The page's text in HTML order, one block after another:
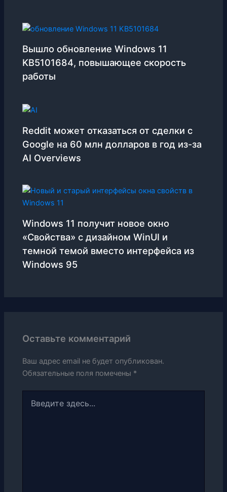
Вышло обновление Windows 11
KB5101684, повышающее скорость
работы
Reddit может отказаться от сделки с
Google на 60 млн долларов в год из-за
AI Overviews
Windows 11 получит новое окно
«Свойства» с дизайном WinUI и
темной темой вместо интерфейса из
Windows 95
Оставьте комментарий
Ваш адрес email не будет опубликован.
Обязательные поля помечены *
здесь...